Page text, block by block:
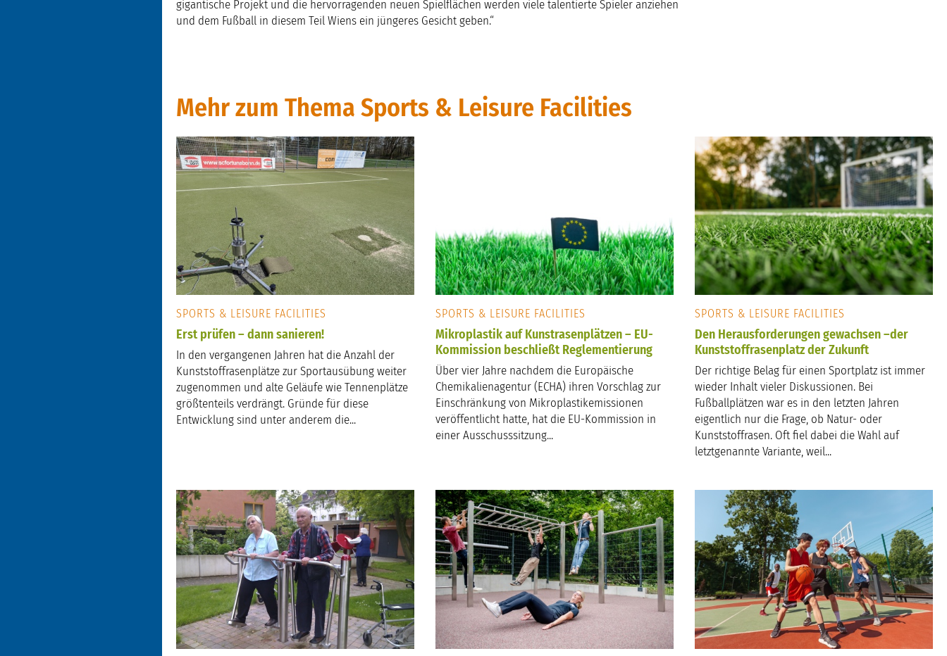
gigantische Projekt und die hervorragenden neuen Spielflächen werden viele talentierte Spieler anziehen
und dem Fußball in diesem Teil Wiens ein jüngeres Gesicht geben.“
Mehr zum Thema Sports & Leisure Facilities
SPORTS & LEISURE FACILITIES
Erst prüfen – dann sanieren!
In den vergangenen Jahren hat die Anzahl der
Kunststoffrasenplätze zur Sportausübung weiter
zugenommen und alte Geläufe wie Tennenplätze
größtenteils verdrängt. Gründe für diese
Entwicklung sind unter anderem die...
SPORTS & LEISURE FACILITIES
Mikroplastik auf Kunstrasenplätzen – EU-
Kommission beschließt Reglementierung
Über vier Jahre nachdem die Europäische
Chemikalienagentur (ECHA) ihren Vorschlag zur
Einschränkung von Mikroplastikemissionen
veröffentlicht hatte, hat die EU-Kommission in
einer Ausschusssitzung...
SPORTS & LEISURE FACILITIES
Den Herausforderungen gewachsen –der
Kunststoffrasenplatz der Zukunft
Der richtige Belag für einen Sportplatz ist immer
wieder Inhalt vieler Diskussionen. Bei
Fußballplätzen war es in den letzten Jahren
eigentlich nur die Frage, ob Natur- oder
Kunststoffrasen. Oft fiel dabei die Wahl auf
letztgenannte Variante, weil...